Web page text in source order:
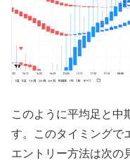
このように平均足と中
す。このタイミングで
エントリー方法は次の